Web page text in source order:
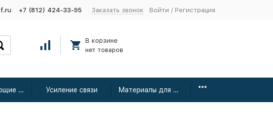
+7 (812) 424-33-95 Заказать звонок Войти / Регистрация
В корзине
нет товаров
Комплектующие для усиления Усиление связи Материалы для монтажа